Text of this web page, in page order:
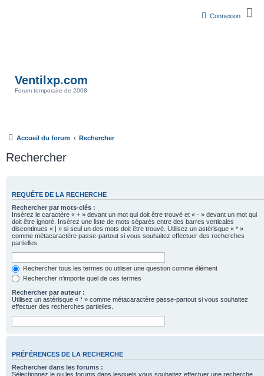
Connexion
Ventilxp.com
Forum temporaire de 2008
Accueil du forum Rechercher
Rechercher
REQUÊTE DE LA RECHERCHE
Rechercher par mots-clés :
Insérez le caractère « + » devant un mot qui doit être trouvé et « - » devant un mot qui
doit être ignoré. Insérez une liste de mots séparés entre des barres verticales
discontinues « | » si seul un des mots doit être trouvé. Utilisez un astérisque « * »
comme métacaractère passe-partout si vous souhaitez effectuer des recherches
partielles.
Rechercher tous les termes ou utiliser une question comme élément
Rechercher n’importe quel de ces termes
Rechercher par auteur :
Utilisez un astérisque « * » comme métacaractère passe-partout si vous souhaitez
effectuer des recherches partielles.
PRÉFÉRENCES DE LA RECHERCHE
Rechercher dans les forums :
Sélectionnez le ou les forums dans lesquels vous souhaitez effectuer une recherche.